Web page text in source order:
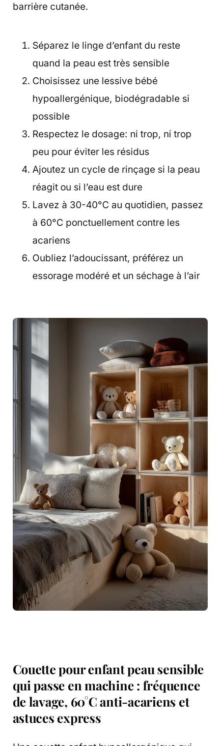
barrière cutanée.
Séparez le linge d’enfant du reste
quand la peau est très sensible
Choisissez une lessive bébé
hypoallergénique, biodégradable si
possible
Respectez le dosage: ni trop, ni trop
peu pour éviter les résidus
Ajoutez un cycle de rinçage si la peau
réagit ou si l’eau est dure
Lavez à 30-40°C au quotidien, passez
à 60°C ponctuellement contre les
acariens
Oubliez l’adoucissant, préférez un
essorage modéré et un séchage à l’air
Couette pour enfant peau sensible
qui passe en machine : fréquence
de lavage, 60°C anti-acariens et
astuces express